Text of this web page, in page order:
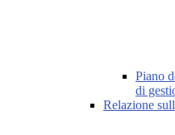
Piano
di
Relazione